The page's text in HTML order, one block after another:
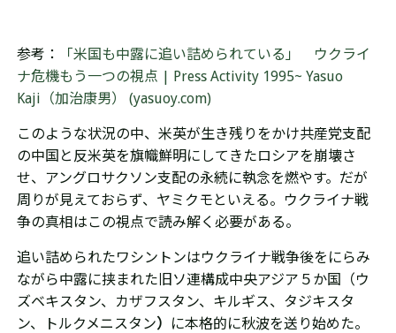
参考：
「米国も中露に追い詰められている」 ウクライ
ナ危機もう一つの視点 | Press Activity 1995~ Yasuo
Kaji（加治康男） (yasuoy.com)
このような状況の中、米英が生き残りをかけ共産党支配
の中国と 反米英を旗幟鮮明にしてきたロシアを崩壊さ
せ、アングロサクソン支配の永続に執念を燃やす。だが
周りが見えておらず、ヤミクモといえる。ウクライナ戦
争の真相はこの視点で読み解く必要がある。
追い詰められたワシントンはウクライナ戦争後をにらみ
ながら中露に挟まれた旧ソ連構成中央アジア５か国（ウ
ズベキスタン、カザフスタン、キルギス、タジキスタ
ン、トルクメニスタン）
に本格的に秋波を送り始めた。